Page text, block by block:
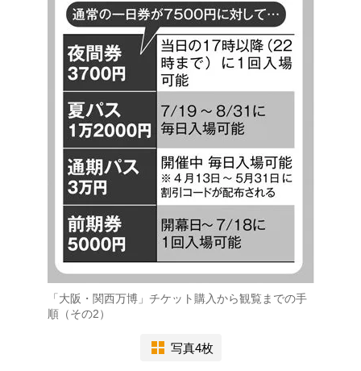
「大阪・関西万博」チケット購入から観覧までの手
順（その2）
写真4枚